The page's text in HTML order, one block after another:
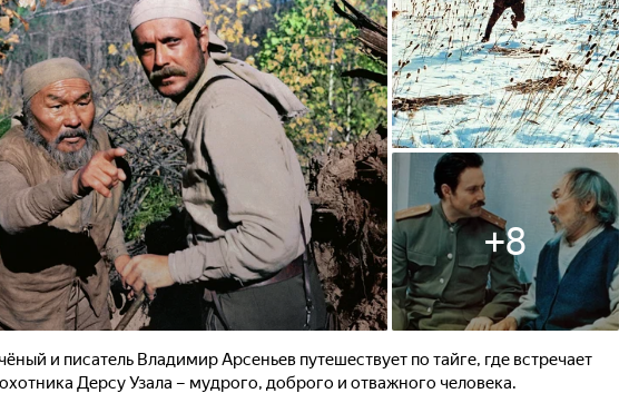
+8
и писатель Владимир Арсеньев путешествует по тайге, где встречает
Дерсу Узала – мудрого, доброго и отважного человека.